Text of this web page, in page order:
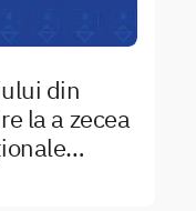
din
la a zecea